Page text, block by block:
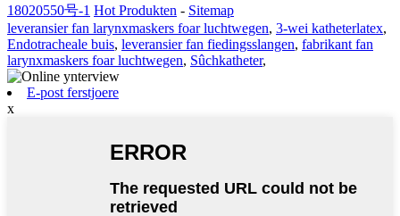
18020550号-1 Hot Produkten - Sitemap
leveransier fan larynxmaskers foar luchtwegen, 3-wei katheterlatex,
Endotracheale buis, leveransier fan fiedingsslangen, fabrikant fan
larynxmaskers foar luchtwegen, Sûchkatheter,
E-post ferstjoere
x